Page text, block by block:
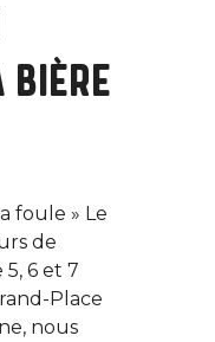
BIÈRE
foule » Le
de
6 et 7
Place
nous